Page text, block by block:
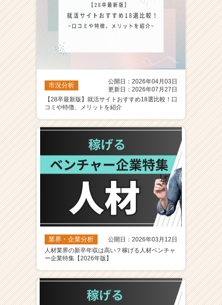
市況分析
公開日：2026年04月03日
更新日：2026年07月27日
【28卒最新版】就活サイトおすすめ18選比較！口
コミや特徴、メリットを紹介
業界・企業分析
公開日：2026年03月12日
人材業界の新卒年収は高い？稼げる人材ベンチャ
ー企業特集【2026年版】